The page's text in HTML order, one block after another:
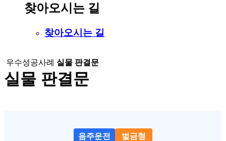
찾아오시는 길
찾아오시는 길
우수성공사례 실물 판결문
실물 판결문
음주운전 벌금형